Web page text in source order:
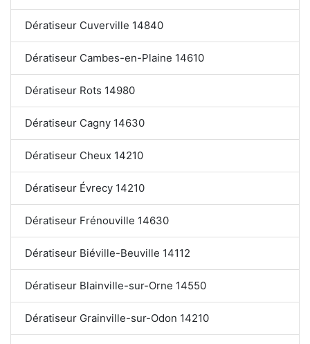
Dératiseur Cuverville 14840
Dératiseur Cambes-en-Plaine 14610
Dératiseur Rots 14980
Dératiseur Cagny 14630
Dératiseur Cheux 14210
Dératiseur Évrecy 14210
Dératiseur Frénouville 14630
Dératiseur Biéville-Beuville 14112
Dératiseur Blainville-sur-Orne 14550
Dératiseur Grainville-sur-Odon 14210